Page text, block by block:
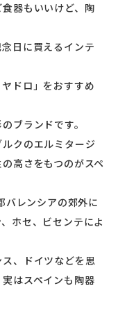
食器もいいけど、陶
日に買えるインテ
ドロ」をおすすめ
ブランドです。
クのエルミタージ
高さをもつのがスペ
バレンシアの郊外に
ホセ、ビセンテによ
、ドイツなどを思
はスペインも陶器